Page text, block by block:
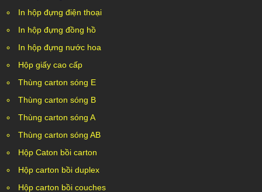
In hộp đựng điện thoại
In hộp đựng đồng hồ
In hộp đựng nước hoa
Hộp giấy cao cấp
Thùng carton sóng E
Thùng carton sóng B
Thùng carton sóng A
Thùng carton sóng AB
Hộp Caton bồi carton
Hộp carton bồi duplex
Hộp carton bồi couches